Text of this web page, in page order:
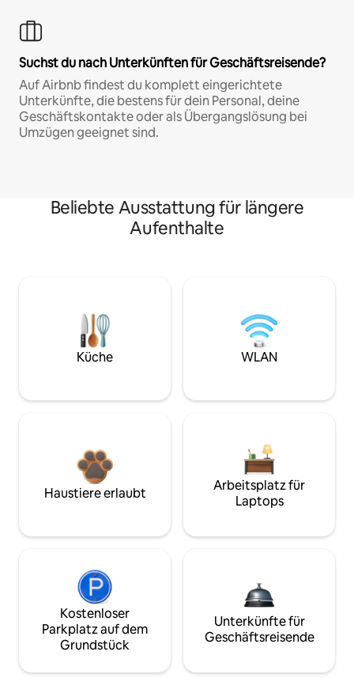
Suchst du nach Unterkünften für Geschäftsreisende?
Auf Airbnb findest du komplett eingerichtete
Unterkünfte, die bestens für dein Personal, deine
Geschäftskontakte oder als Übergangslösung bei
Umzügen geeignet sind.
Beliebte Ausstattung für längere
Aufenthalte
Küche WLAN
Haustiere erlaubt
Arbeitsplatz für
Laptops
Kostenloser
Parkplatz auf dem
Grundstück
Unterkünfte für
Geschäftsreisende